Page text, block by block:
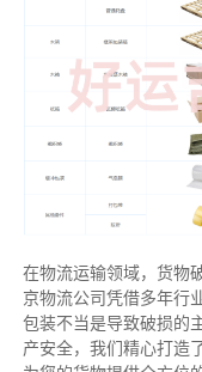
在物流运输领域，货物
京物流公司凭借多年行
包装不当是导致破损的
产安全，我们精心打造